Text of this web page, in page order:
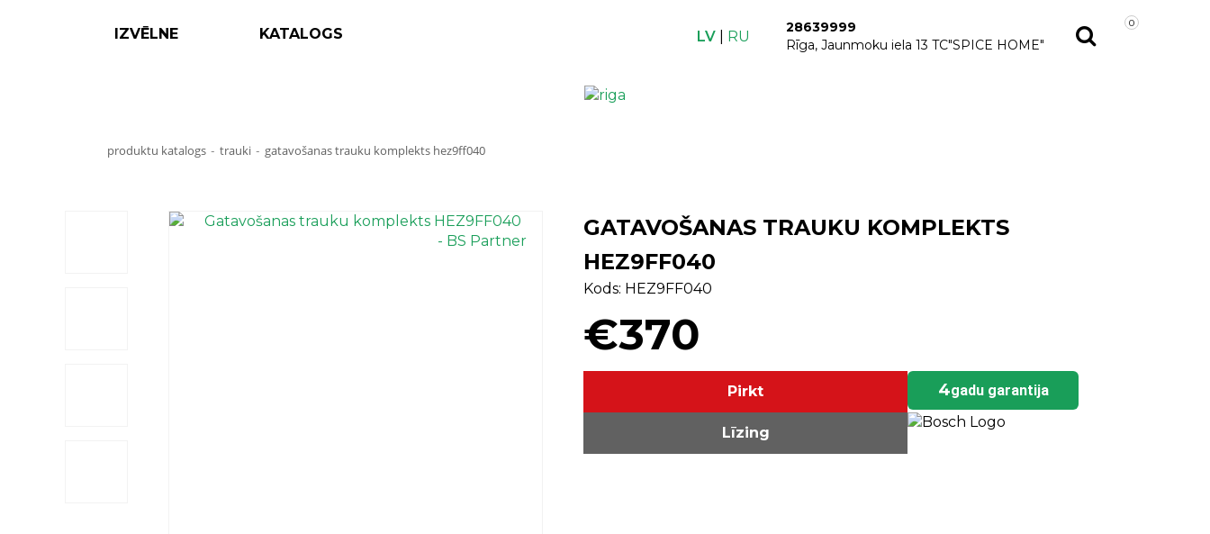
0
28639999
Rīga, Jaunmoku iela 13 TC"SPICE HOME"
LV RU
IZVĒLNE KATALOGS
produktu katalogs - trauki - gatavošanas trauku komplekts hez9ff040 ⠀⠀⠀⠀⠀⠀⠀⠀⠀⠀⠀⠀⠀⠀⠀⠀⠀⠀⠀⠀⠀⠀⠀
GATAVOŠANAS TRAUKU KOMPLEKTS
HEZ9FF040 ⠀⠀⠀⠀⠀⠀⠀⠀⠀⠀⠀⠀⠀⠀⠀⠀⠀⠀⠀⠀⠀⠀⠀
Kods: HEZ9FF040
€370
Pirkt 4gadu garantija
Līzing